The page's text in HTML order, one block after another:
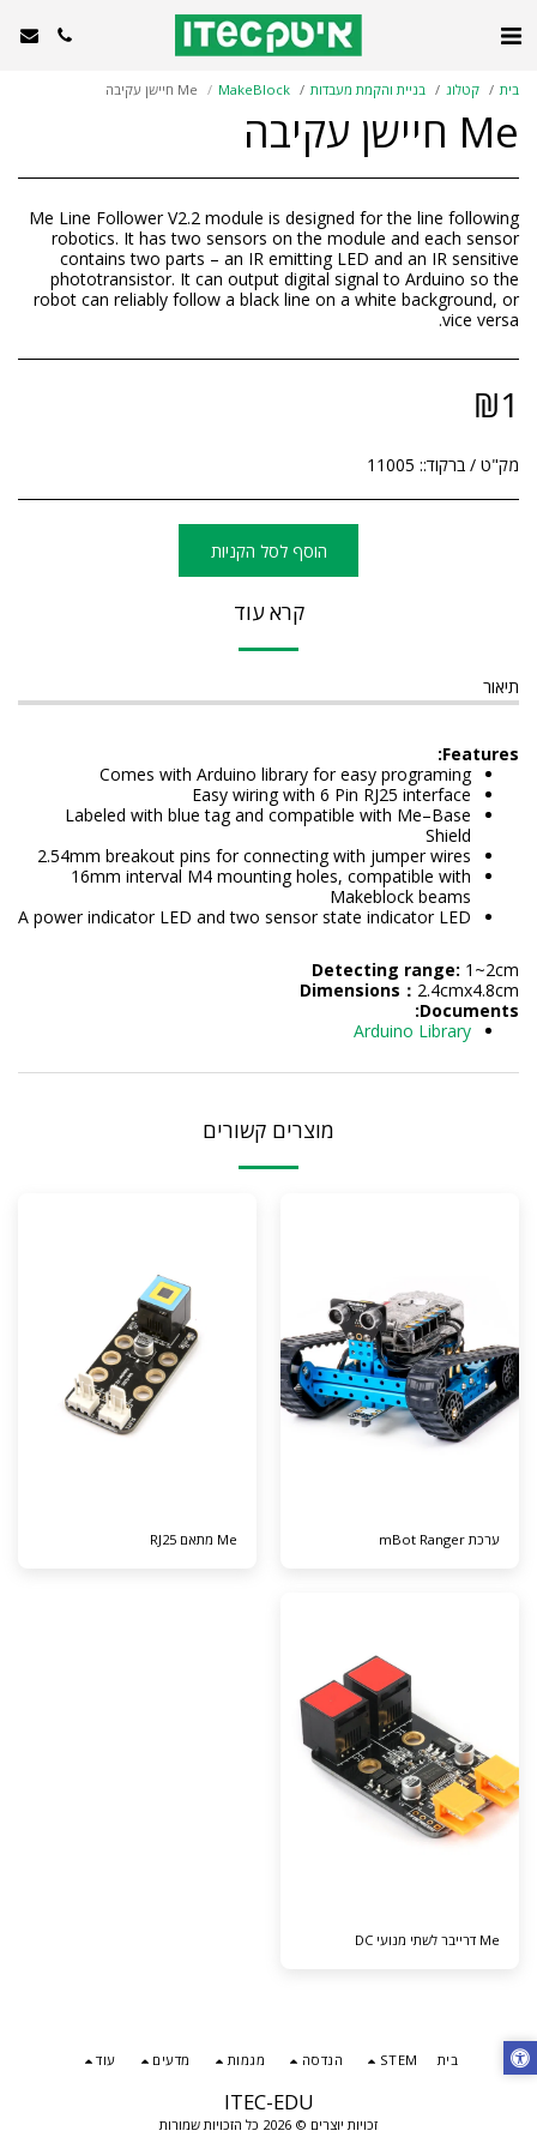
בית קטלוג בניית והקמת מעבדות MakeBlock Me חיישן עקיבה
Me חיישן עקיבה
Me Line Follower V2.2 module is designed for the line following
robotics. It has two sensors on the module and each sensor
contains two parts – an IR emitting LED and an IR sensitive
phototransistor. It can output digital signal to Arduino so the
robot can reliably follow a black line on a white background, or
vice versa.
₪1
מק"ט / ברקוד:: 11005
הוסף לסל הקניות
קרא עוד
תיאור
Features:
Comes with Arduino library for easy programing
Easy wiring with 6 Pin RJ25 interface
Labeled with blue tag and compatible with Me–Base
Shield
2.54mm breakout pins for connecting with jumper wires
16mm interval M4 mounting holes, compatible with
Makeblock beams
A power indicator LED and two sensor state indicator LED
Detecting range: 1~2cm
Dimensions ： 2.4cmx4.8cm
Documents:
Arduino Library
מוצרים קשורים
ערכת mBot Ranger Me מתאם RJ25
Me דרייבר לשתי מנועי DC
ITEC-EDU
זכויות יוצרים © 2026 כל הזכויות שמורות
בית STEM הנדסה מגמות מדעים עוד